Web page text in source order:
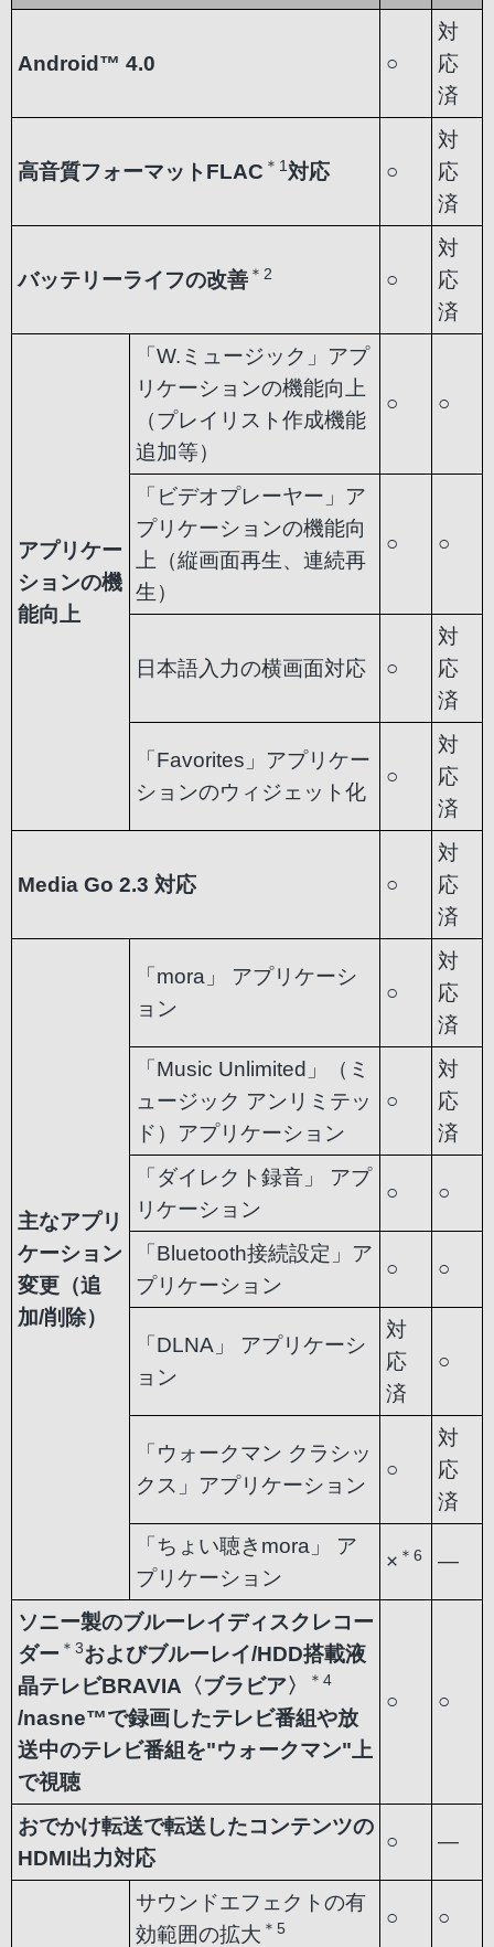
Android™ 4.0 ○
対
応
済
高音質フォーマットFLAC ＊1 対応 ○
対
応
済
バッテリーライフの改善 ＊2 ○
対
応
済
アプリケー
ションの機
能向上
「W.ミュージック」アプ
リケーションの機能向上
（プレイリスト作成機能
追加等）
○ ○
「ビデオプレーヤー」ア
プリケーションの機能向
上（縦画面再生、連続再
生）
○ ○
日本語入力の横画面対応 ○
対
応
済
「Favorites」アプリケー
ションのウィジェット化
○
対
応
済
Media Go 2.3 対応 ○
対
応
済
主なアプリ
ケーション
変更（追
加/削除）
「mora」 アプリケーシ
ョン
○
対
応
済
「Music Unlimited」（ミ
ュージック アンリミテッ
ド）アプリケーション
○
対
応
済
「ダイレクト録音」 アプ
リケーション
○ ○
「Bluetooth接続設定」ア
プリケーション
○ ○
「DLNA」 アプリケーシ
ョン
対
応
済
○
「ウォークマン クラシッ
クス」アプリケーション
○
対
応
済
「ちょい聴きmora」 ア
プリケーション
× ＊6 ―
ソニー製のブルーレイディスクレコー
ダー ＊3およびブルーレイ/HDD搭載液
晶テレビBRAVIA〈ブラビア〉
＊4
/nasne™で録画したテレビ番組や放
送中のテレビ番組を"ウォークマン"上
で視聴
○ ○
おでかけ転送で転送したコンテンツの
HDMI出力対応
○ ―
サウンドエフェクトの有
効範囲の拡大 ＊5 ○ ○